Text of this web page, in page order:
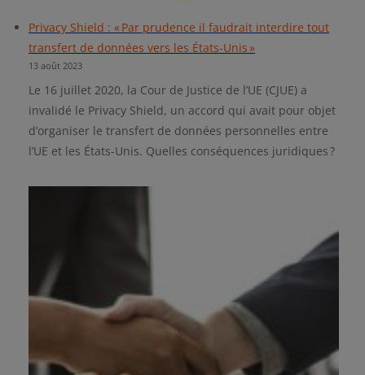
Privacy Shield : « Par prudence il faudrait interdire tout
transfert de données vers les États-Unis »
13 août 2023
Le 16 juillet 2020, la Cour de Justice de l’UE (CJUE) a
invalidé le Privacy Shield, un accord qui avait pour objet
d’organiser le transfert de données personnelles entre
l’UE et les États-Unis. Quelles conséquences juridiques ?